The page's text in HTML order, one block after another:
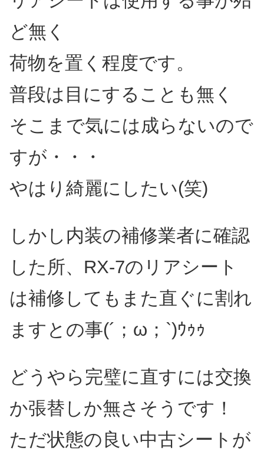
ど無く
荷物を置く程度です。
普段は目にすることも無く
そこまで気には成らないので
すが・・・
やはり綺麗にしたい(笑)
しかし内装の補修業者に確認
した所、RX-7のリアシート
は補修してもまた直ぐに割れ
ますとの事(´；ω；`)ｳｩｩ
どうやら完璧に直すには交換
か張替しか無さそうです！
ただ状態の良い中古シートが